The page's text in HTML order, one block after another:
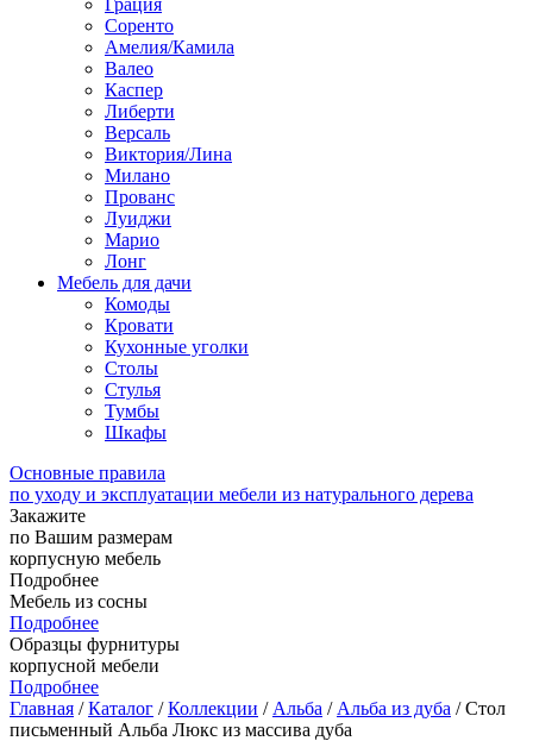
Грация
Соренто
Амелия/Камила
Валео
Каспер
Либерти
Версаль
Виктория/Лина
Милано
Прованс
Луиджи
Марио
Лонг
Мебель для дачи
Комоды
Кровати
Кухонные уголки
Столы
Стулья
Тумбы
Шкафы
Основные правила
по уходу и эксплуатации мебели из натурального дерева
Закажите
по Вашим размерам
корпусную мебель
Подробнее
Мебель из сосны
Подробнее
Образцы фурнитуры
корпусной мебели
Подробнее
Главная /Каталог /Коллекции / Альба / Альба из дуба / Стол
письменный Альба Люкс из массива дуба